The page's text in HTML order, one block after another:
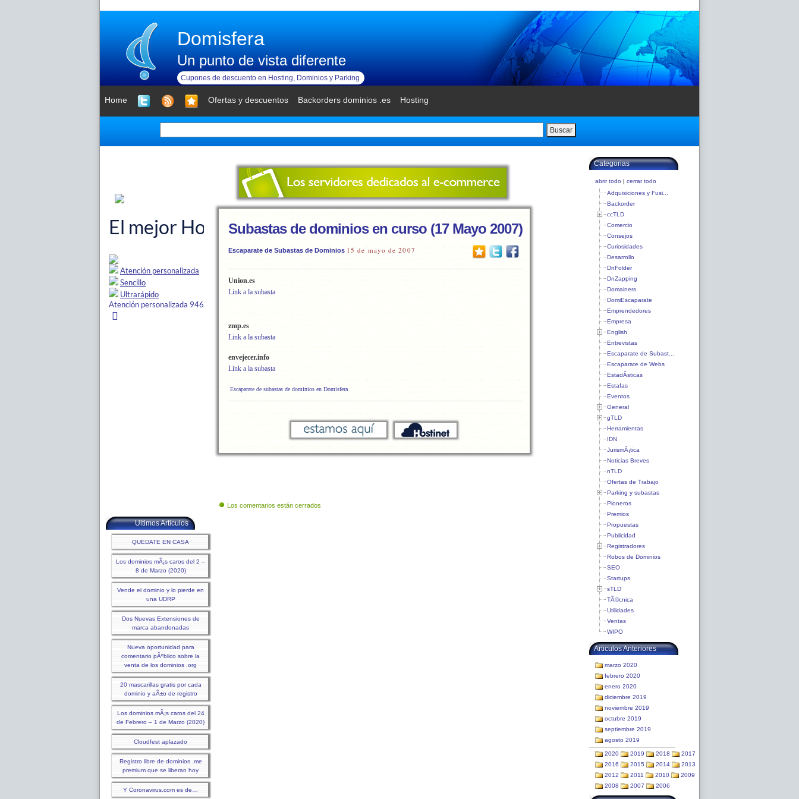
Domisfera
Un punto de vista diferente
Cupones de descuento en Hosting, Dominios y Parking
Home Ofertas y descuentos Backorders dominios .es Hosting
Buscar
Ultimos Articulos
QUEDATE EN CASA
Los dominios mÃ¡s caros del 2 –
8 de Marzo (2020)
Vende el dominio y lo pierde en
una UDRP
Dos Nuevas Extensiones de
marca abandonadas
Nueva oportunidad para
comentario pÃºblico sobre la
venta de los dominios .org
20 mascarillas gratis por cada
dominio y aÃ±o de registro
Los dominios mÃ¡s caros del 24
de Febrero – 1 de Marzo (2020)
Cloudfest aplazado
Registro libre de dominios .me
premium que se liberan hoy
Y Coronavirus.com es de…
Subastas de dominios en curso (17 Mayo 2007)
Escaparate de Subastas de Dominios 15 de mayo de 2007
Union.es
Link a la subasta
zmp.es
Link a la subasta
envejecer.info
Link a la subasta
Escaparate de subastas de dominios en Domisfera
Los comentarios están cerrados
Categorias
abrir todo | cerrar todo
Adquisiciones y Fusi...
Backorder
ccTLD
Comercio
Consejos
Curiosidades
Desarrollo
DnFolder
DnZapping
Domainers
DomiEscaparate
Emprendedores
Empresa
English
Entrevistas
Escaparate de Subast...
Escaparate de Webs
EstadÃ­sticas
Estafas
Eventos
General
gTLD
Herramientas
IDN
JurismÃ¡tica
Noticias Breves
nTLD
Ofertas de Trabajo
Parking y subastas
Pioneros
Premios
Propuestas
Publicidad
Registradores
Robos de Dominios
SEO
Startups
sTLD
TÃ©cnica
Utilidades
Ventas
WIPO
Articulos Anteriores
marzo 2020
febrero 2020
enero 2020
diciembre 2019
noviembre 2019
octubre 2019
septiembre 2019
agosto 2019
2020 2019 2018
2017
2016
2015 2014
2013
2012
2011 2010
2009
2008
2007 2006